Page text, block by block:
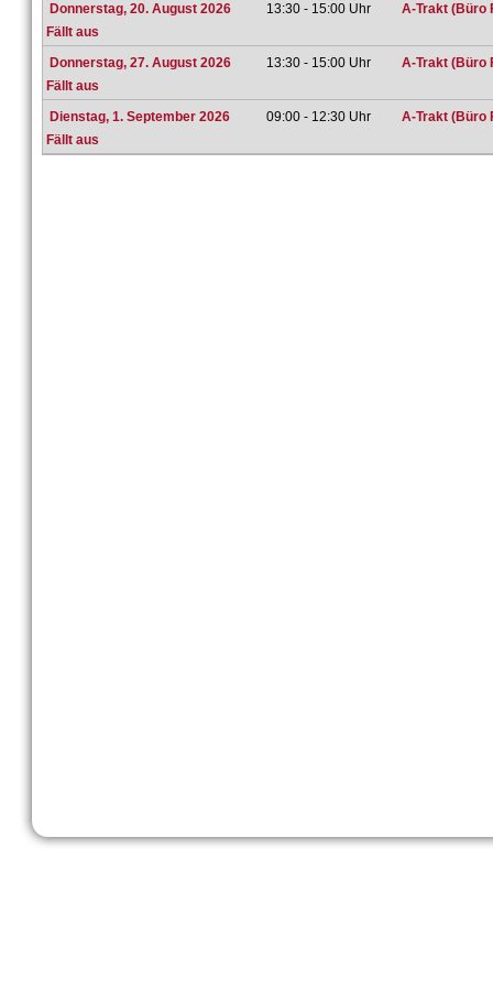
Donnerstag, 20. August 2026
Fällt aus
13:30 - 15:00 Uhr A-Trakt (Büro
Donnerstag, 27. August 2026
Fällt aus
13:30 - 15:00 Uhr A-Trakt (Büro
Dienstag, 1. September 2026
Fällt aus
09:00 - 12:30 Uhr A-Trakt (Büro